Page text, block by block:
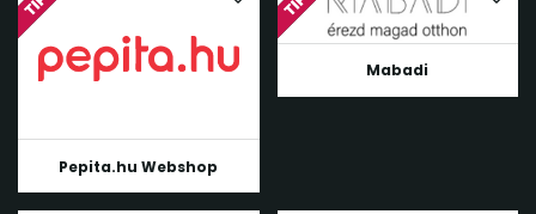
Pepita.hu Webshop
Mabadi